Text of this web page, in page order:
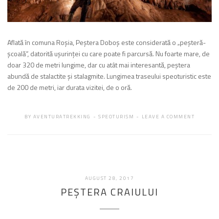
Aflată în comuna Roşia, Peştera Doboş este considerată o „peşteră-
şcoală”, datorită uşurinţei cu care poate fi parcursă. Nu foarte mare, de
doar 320 de metri lungime, dar cu atât mai interesantă, peştera
abundă de stalactite şi stalagmite. Lungimea traseului speoturistic este
de 200 de metri, iar durata vizitei, de o oră.
BY AVENTURATREKKING SPEOTURISM LEAVE A COMMENT
AUGUST 28, 2017
2018
PEŞTERA CRAIULUI